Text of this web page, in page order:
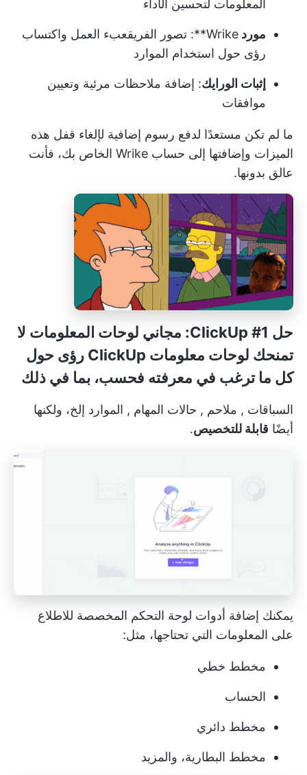
المعلومات لتحسين الأداء
مورد Wrike**: تصور الفريق عبء العمل واكتساب
رؤى حول استخدام الموارد
إثبات الورايك: إضافة ملاحظات مرئية وتعيين
موافقات
ما لم تكن مستعدًا لدفع رسوم إضافية لإلغاء قفل هذه
الميزات وإضافتها إلى حساب Wrike الخاص بك، فأنت
عالق بدونها.
حل ClickUp #1: مجاني لوحات المعلومات لا
تمنحك لوحات معلومات ClickUp رؤى حول
كل ما ترغب في معرفته فحسب، بما في ذلك
السباقات , ملاحم , حالات المهام , الموارد إلخ، ولكنها
أيضًا قابلة للتخصيص.
يمكنك إضافة أدوات لوحة التحكم المخصصة للاطلاع
على المعلومات التي تحتاجها، مثل:
مخطط خطي
الحساب
مخطط دائري
مخطط البطارية، والمزيد